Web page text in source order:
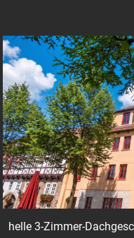
helle 3-Zimmer-